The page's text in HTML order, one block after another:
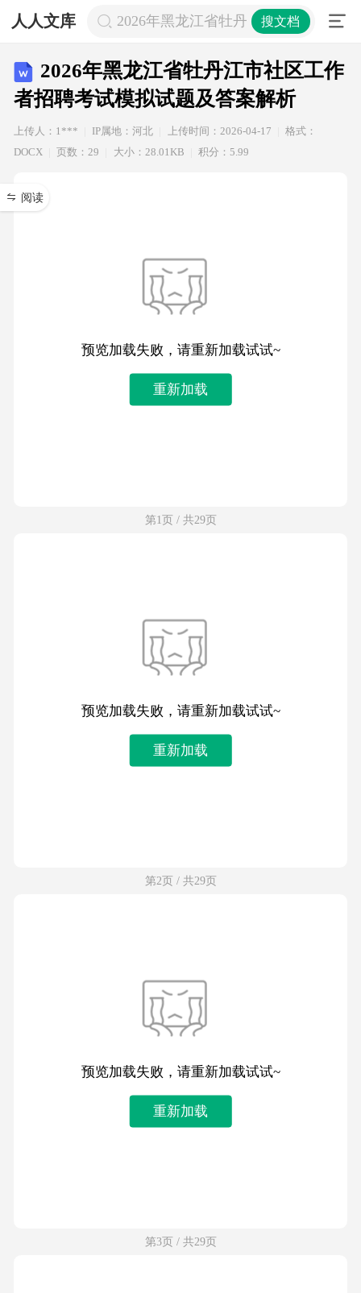
人人文库 2026年黑龙江省牡丹江市社区工作者
搜文档
2026年黑龙江省牡丹江市社区工作
者招聘考试模拟试题及答案解析
上传人：1*** IP属地：河北 上传时间：2026-04-17
格式：
DOCX
页数：29 大小：28.01KB 积分：5.99
阅读
预览加载失败，请重新加载试试~
重新加载
第1页 / 共29页
预览加载失败，请重新加载试试~
重新加载
第2页 / 共29页
预览加载失败，请重新加载试试~
重新加载
第3页 / 共29页